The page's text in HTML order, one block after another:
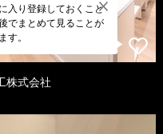
入り登録しておくこと
でまとめて見ることが
す。
株式会社